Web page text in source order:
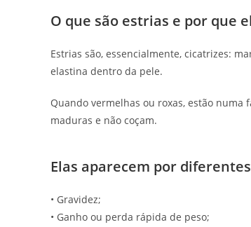
O que são estrias e por que
Estrias são, essencialmente, cicatrizes:
elastina dentro da pele.
Quando vermelhas ou roxas, estão numa
maduras e não coçam.
Elas aparecem por
• Gravidez;
• Ganho ou perda rápida de peso;